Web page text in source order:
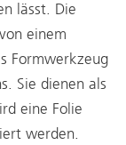
lässt. Die
einem
Formwerkzeug
Sie dienen als
eine Folie
werden.